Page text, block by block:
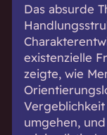
Das absurde
existenzielle
zeigte, wie
umgehen,